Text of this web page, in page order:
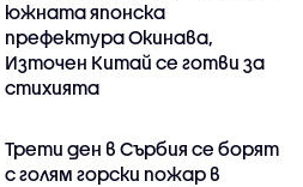
южната японска
префектура Окинава,
Източен Китай се готви за
стихията
Трети ден в Сърбия се борят
с голям горски пожар в